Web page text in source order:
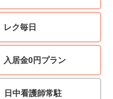
レク毎日
入居金0円プラン
日中看護師常駐